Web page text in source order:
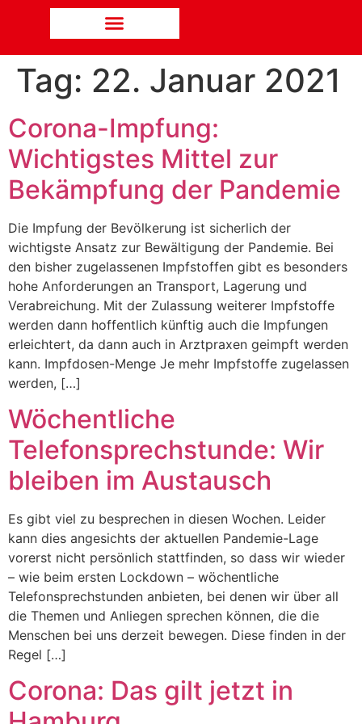
Tag: 22. Januar 2021
Corona-Impfung:
Wichtigstes Mittel zur
Bekämpfung der Pandemie
Die Impfung der Bevölkerung ist sicherlich der
wichtigste Ansatz zur Bewältigung der Pandemie. Bei
den bisher zugelassenen Impfstoffen gibt es besonders
hohe Anforderungen an Transport, Lagerung und
Verabreichung. Mit der Zulassung weiterer Impfstoffe
werden dann hoffentlich künftig auch die Impfungen
erleichtert, da dann auch in Arztpraxen geimpft werden
kann. Impfdosen-Menge Je mehr Impfstoffe zugelassen
werden, […]
Wöchentliche
Telefonsprechstunde: Wir
bleiben im Austausch
Es gibt viel zu besprechen in diesen Wochen. Leider
kann dies angesichts der aktuellen Pandemie-Lage
vorerst nicht persönlich stattfinden, so dass wir wieder
– wie beim ersten Lockdown – wöchentliche
Telefonsprechstunden anbieten, bei denen wir über all
die Themen und Anliegen sprechen können, die die
Menschen bei uns derzeit bewegen. Diese finden in der
Regel […]
Corona: Das gilt jetzt in